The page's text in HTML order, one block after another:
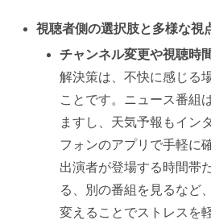
視聴者側の選択肢と多様な視
チャンネル変更や視聴時
解決策は、不快に感じる
ことです。ニュース番組
ますし、天気予報もイン
フォンのアプリで手軽に
出演者が登場する時間帯
る、別の番組を見るなど
変えることでストレスを